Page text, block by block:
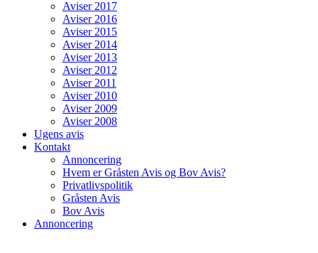
Aviser 2017
Aviser 2016
Aviser 2015
Aviser 2014
Aviser 2013
Aviser 2012
Aviser 2011
Aviser 2010
Aviser 2009
Aviser 2008
Ugens avis
Kontakt
Annoncering
Hvem er Gråsten Avis og Bov Avis?
Privatlivspolitik
Gråsten Avis
Bov Avis
Annoncering